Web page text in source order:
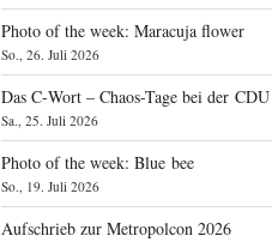
Photo of the week: Maracuja flower
So., 26. Juli 2026
Das C‑Wort – Chaos-Tage bei der CDU
Sa., 25. Juli 2026
Photo of the week: Blue bee
So., 19. Juli 2026
Aufschrieb zur Metropolcon 2026